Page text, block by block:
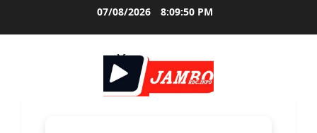
07/08/2026 8:09:51 PM